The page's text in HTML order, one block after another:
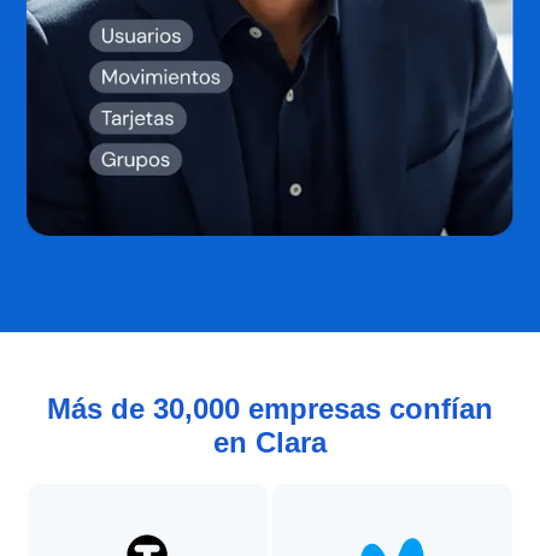
Más de 30,000 empresas confían
en Clara